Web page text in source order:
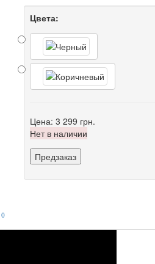
Цвета:
Цена: 3 299 грн.
Нет в наличии
Предзаказ
0